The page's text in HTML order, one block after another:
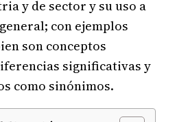
y de sector y su uso a
con ejemplos
son conceptos
significativas y
como sinónimos.